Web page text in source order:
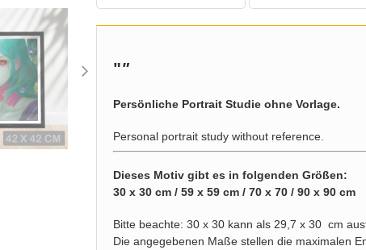
""
Persönliche Portrait Studie ohne Vorlage.
Personal portrait study without reference.
Dieses Motiv gibt es in folgenden Größen:
30 x 30 cm / 59 x 59 cm / 70 x 70 / 90 x 90 cm
Bitte beachte: 30 x 30 kann als 29,7 x 30 cm
Die angegebenen Maße stellen die maximalen